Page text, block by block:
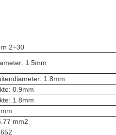
2~30
1.5mm
1.8mm
0.9mm
1.8mm
mm2